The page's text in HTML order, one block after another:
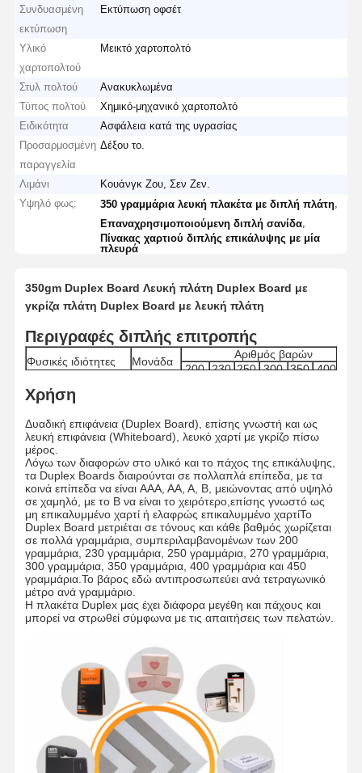
Σπίτι Προϊόντα Βίντεο
Συνδυασμένη
εκτύπωση
Εκτύπωση οφσέτ
Υλικό
χαρτοπολτού
Μεικτό χαρτοπολτό
Στυλ πολτού
Ανακυκλωμένα
Τύπος πολτού
Χημικό-μηχανικό χαρτοπολτό
Ειδικότητα
Ασφάλεια κατά της υγρασίας
Προσαρμοσμένη
παραγγελία
Δέξου το.
Λιμάνι
Κουάνγκ Ζου, Σεν Ζεν.
Υψηλό φως:
350 γραμμάρια λευκή πλακέτα με διπλή πλάτη
Επαναχρησιμοποιούμενη διπλή σανίδα
Πίνακας χαρτιού διπλής επικάλυψης με μία
πλευρά
350gm Duplex Board Λευκή πλάτη Duplex Board με
γκρίζα πλάτη Duplex Board με λευκή πλάτη
Περιγραφές διπλής επιτροπής
Φυσικές ιδιότητες Μονάδα
Αριθμός βαρών
200 230 250 300 350 400
Αριθμός βαρών
γραμμάτων
g
10g
10g 10g 12g
15g
Πεδίο υγρασίας
%
6.0- 6.0- 6.0-
6.0-
7.0- 7.5-
Δάχος
μm
22.7-
24
26-
27.5
29-
30.5
35.3-
37
41-
43
46.5-
48.5
Διαφορά πάχους
μm 1 1 1.2 1.5 2 2
Λευκότητα
%
≥ 78.5
Ελαφρότητα
σ
≥ 80
Απορρόφηση
επιφανειακού
νερού
Θετικό
g/m2
≤ 50
Γύρνα
πίσω.
40-80
Ακαμψία (CD) ≥
mN.m 1.2 1.5 2.2 3.2 5.5 7
Αντίσταση
αναδίπλωσης ≥
Χρόνος
CD≥5 TD≥8
Φωτεινότητα (ISO)
% ≥ 74
g/m2
Πρωτοεπισκόπηση 9-11 Συνολική
επικάλυψη 50-55
Αριθμός βρωμιών
Μονάδες/
μ2
/
Β/Α/ΑΑ/ΑΑΑ
Τύπος χαρτιού
/ Με κυλίνδρους/με φύλλα
Τυπικό μέγεθος ΜΜ
787MM/889MM/1092MM/1194MM
Ρολ/προσαρμοσμένο
Χρήση
Δυαδική επιφάνεια (Duplex Board), επίσης γνωστή και ως
λευκή επιφάνεια (Whiteboard), λευκό χαρτί με γκρίζο πίσω
μέρος.
Λόγω των διαφορών στο υλικό και το πάχος της επικάλυψης,
τα Duplex Boards διαιρούνται σε πολλαπλά επίπεδα, με τα
κοινά επίπεδα να είναι AAA, AA, A, B, μειώνοντας από υψηλό
σε χαμηλό, με το B να είναι το χειρότερο,επίσης γνωστό ως
μη επικαλυμμένο χαρτί ή ελαφρώς επικαλυμμένο χαρτίΤο
Duplex Board μετριέται σε τόνους και κάθε βαθμός χωρίζεται
σε πολλά γραμμάρια, συμπεριλαμβανομένων των 200
γραμμάρια, 230 γραμμάρια, 250 γραμμάρια, 270 γραμμάρια,
300 γραμμάρια, 350 γραμμάρια, 400 γραμμάρια και 450
γραμμάρια.Το βάρος εδώ αντιπροσωπεύει ανά τετραγωνικό
μέτρο ανά γραμμάριο.
Η πλακέτα Duplex μας έχει διάφορα μεγέθη και πάχους και
μπορεί να στρωθεί σύμφωνα με τις απαιτήσεις των πελατών.